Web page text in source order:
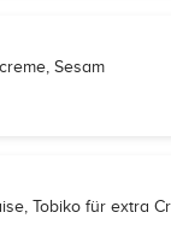
Sesam
Tobiko für extra